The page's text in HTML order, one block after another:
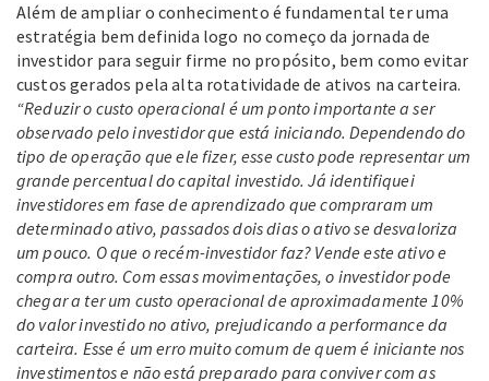
Além de ampliar o conhecimento é fundamental ter uma
estratégia bem definida logo no começo da jornada de
investidor para seguir firme no propósito, bem como evitar
custos gerados pela alta rotatividade de ativos na carteira.
“Reduzir o custo operacional é um ponto importante a ser
observado pelo investidor que está iniciando. Dependendo do
tipo de operação que ele fizer, esse custo pode representar um
grande percentual do capital investido. Já identifiquei
investidores em fase de aprendizado que compraram um
determinado ativo, passados dois dias o ativo se desvaloriza
um pouco. O que o recém-investidor faz? Vende este ativo e
compra outro. Com essas movimentações, o investidor pode
chegar a ter um custo operacional de aproximadamente 10%
do valor investido no ativo, prejudicando a performance da
carteira. Esse é um erro muito comum de quem é iniciante nos
investimentos e não está preparado para conviver com as